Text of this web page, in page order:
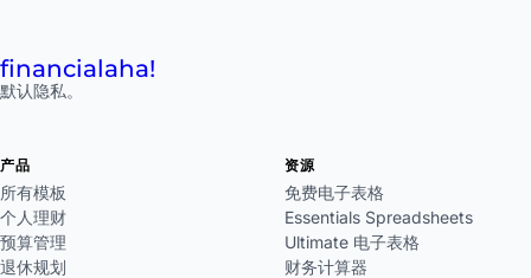
financialaha!
默认隐私。
产品
所有模板
个人理财
预算管理
退休规划
资源
免费电子表格
Essentials Spreadsheets
Ultimate 电子表格
财务计算器